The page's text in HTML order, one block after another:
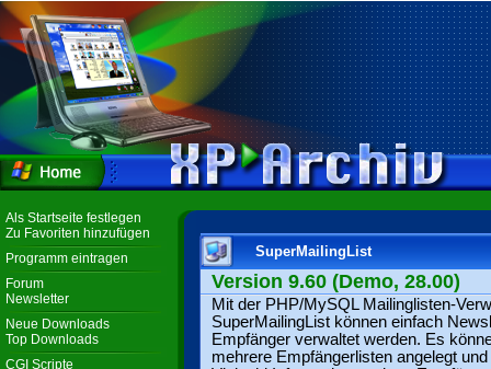
Als Startseite festlegen
Zu Favoriten hinzufügen
Programm eintragen
Forum
Newsletter
Neue Downloads
Top Downloads
CGI Scripte
SuperMailingList
Version 9.60 (Demo, 28.00)
Mit der PHP/MySQL Mailinglisten-
SuperMailingList können einfach
Empfänger verwaltet werden. Es
mehrere Empfängerlisten angelegt und